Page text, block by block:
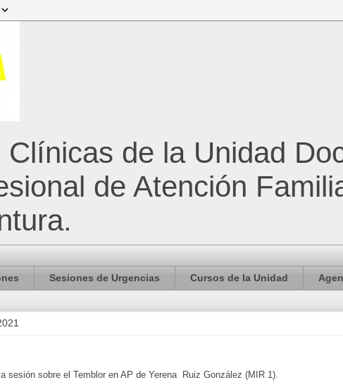
Clínicas de la Unidad
de Atención
Sesiones de Urgencias Cursos de la Unidad
sesión sobre el Temblor en AP de Yerena Ruiz González (MIR 1).